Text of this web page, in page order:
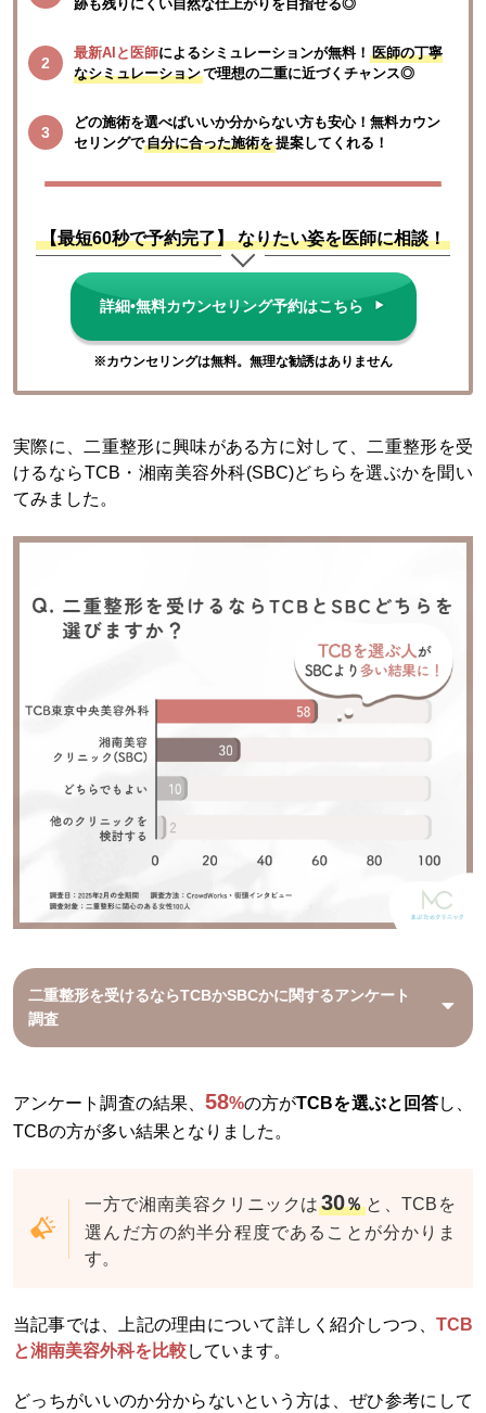
跡も残りにくい自然な仕上がりを目指せる◎
最新AIと医師によるシミュレーションが無料！ 医師の丁寧
なシミュレーションで理想の二重に近づくチャンス◎
どの施術を選べばいいか分からない方も安心！無料カウン
セリングで自分に合った施術を提案してくれる！
【最短60秒で予約完了】 なりたい姿を医師に相談！
詳細•無料カウンセリング予約はこちら
※カウンセリングは無料。無理な勧誘はありません
実際に、二重整形に興味がある方に対して、二重整形を受
けるならTCB・湘南美容外科(SBC)どちらを選ぶかを聞い
てみました。
二重整形を受けるならTCBかSBCかに関するアンケート
調査
アンケート調査の結果、 58%の方がTCBを選ぶと回答し、
TCBの方が多い結果となりました。
一方で湘南美容クリニックは 30％ と、TCBを
選んだ方の約半分程度であることが分かりま
す。
当記事では、上記の理由について詳しく紹介しつつ、 TCB
と湘南美容外科を比較しています。
どっちがいいのか分からないという方は、ぜひ参考にして